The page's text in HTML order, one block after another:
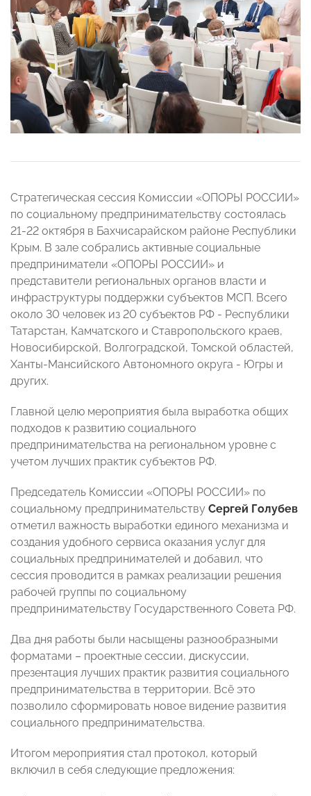
Стратегическая сессия Комиссии «ОПОРЫ РОССИИ»
по социальному предпринимательству состоялась
21-22 октября в Бахчисарайском районе Республики
Крым. В зале собрались активные социальные
предприниматели «ОПОРЫ РОССИИ» и
представители региональных органов власти и
инфраструктуры поддержки субъектов МСП. Всего
около 30 человек из 20 субъектов РФ - Республики
Татарстан, Камчатского и Ставропольского краев,
Новосибирской, Волгоградской, Томской областей,
Ханты-Мансийского Автономного округа - Югры и
других.
Главной целю мероприятия была выработка общих
подходов к развитию социального
предпринимательства на региональном уровне с
учетом лучших практик субъектов РФ.
Председатель Комиссии «ОПОРЫ РОССИИ» по
социальному предпринимательству Сергей Голубев
отметил важность выработки единого механизма и
создания удобного сервиса оказания услуг для
социальных предпринимателей и добавил, что
сессия проводится в рамках реализации решения
рабочей группы по социальному
предпринимательству Государственного Совета РФ.
Два дня работы были насыщены разнообразными
форматами – проектные сессии, дискуссии,
презентация лучших практик развития социального
предпринимательства в территории. Всё это
позволило сформировать новое видение развития
социального предпринимательства.
Итогом мероприятия стал протокол, который
включил в себя следующие предложения: